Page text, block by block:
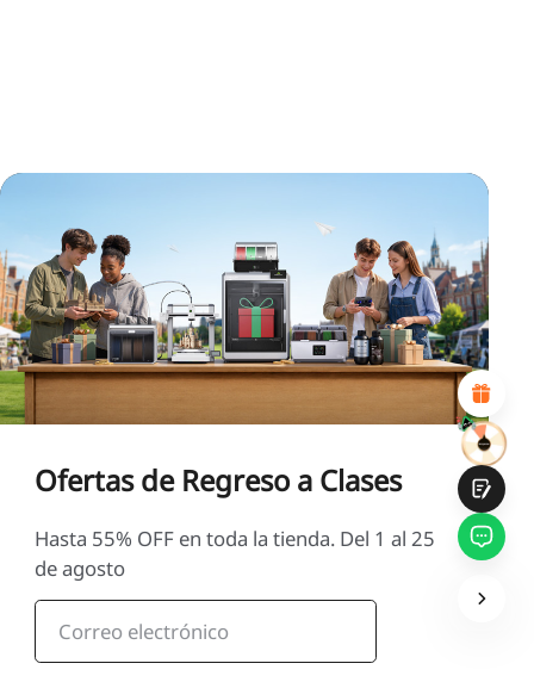
*CALIFIQUE SU NIVEL DE SATISFACCIÓN CON ESTA
2 5 9 10
*RAZONES DE SU SATISFACCIÓN
Diseño visual atractivo
Recomendaciones de productos adecuadas
Navegación y categorías claras
Ofertas de Regreso a Clases
Hasta 55% OFF en toda la tienda. Del 1 al 25
de agosto